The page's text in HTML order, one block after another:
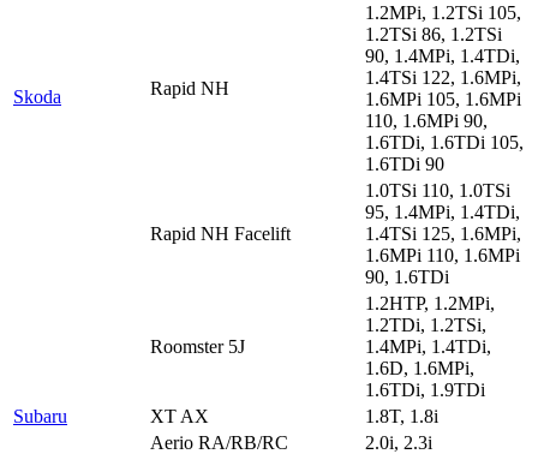
Skoda Rapid NH
1.2MPi, 1.2TSi 105,
1.2TSi 86, 1.2TSi
90, 1.4MPi, 1.4TDi,
1.4TSi 122, 1.6MPi,
1.6MPi 105, 1.6MPi
110, 1.6MPi 90,
1.6TDi, 1.6TDi 105,
1.6TDi 90
Rapid NH Facelift
1.0TSi 110, 1.0TSi
95, 1.4MPi, 1.4TDi,
1.4TSi 125, 1.6MPi,
1.6MPi 110, 1.6MPi
90, 1.6TDi
Roomster 5J
1.2HTP, 1.2MPi,
1.2TDi, 1.2TSi,
1.4MPi, 1.4TDi,
1.6D, 1.6MPi,
1.6TDi, 1.9TDi
Subaru
XT AX 1.8T, 1.8i
Aerio RA/RB/RC 2.0i, 2.3i